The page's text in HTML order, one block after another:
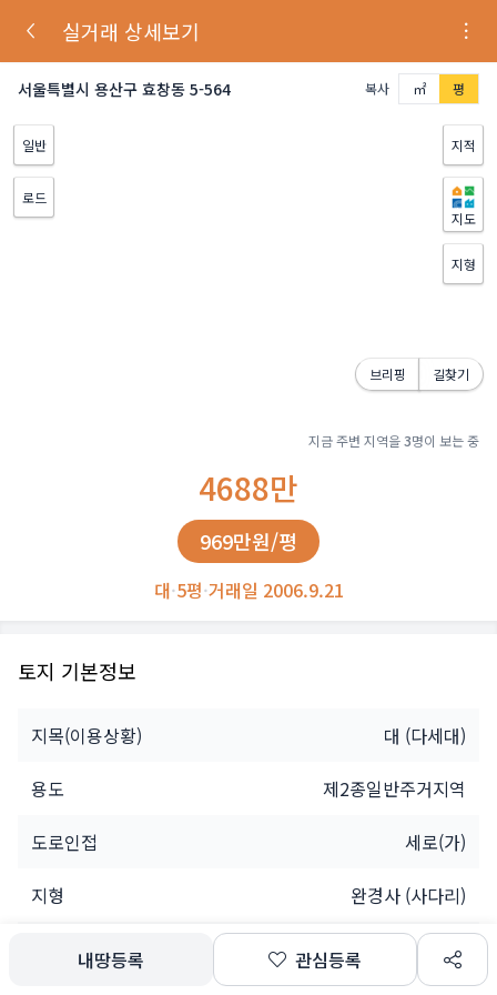
실거래 상세보기
서울특별시 용산구 효창동 5-564 복사 ㎡ 평
일반
로드
지적
지도
지형
브리핑 길찾기
지금 주변 지역을3명이 보는 중
4688만
969만원/평
대·5평·거래일 2006.9.21
토지 기본정보
지목(이용상황) 대 (다세대)
용도
제2종일반주거지역
도로인접
세로(가)
지형
완경사 (사다리)
소유자
법인
내땅등록 관심등록